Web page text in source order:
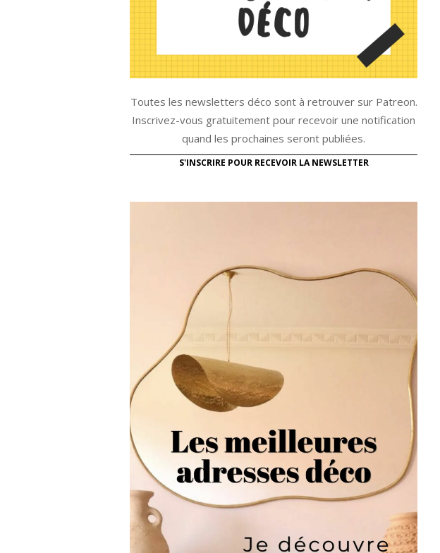
Toutes les newsletters déco sont à retrouver sur Patreon.
Inscrivez-vous gratuitement pour recevoir une notification
quand les prochaines seront publiées.
S'INSCRIRE POUR RECEVOIR LA NEWSLETTER